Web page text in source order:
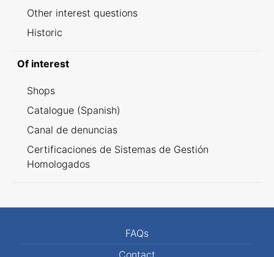
Other interest questions
Historic
Of interest
Shops
Catalogue (Spanish)
Canal de denuncias
Certificaciones de Sistemas de Gestión
Homologados
FAQs
Contact